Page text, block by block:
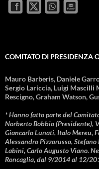
COMITATO DI PRESIDENZA
Mauro Barberis, Daniele
Sergio Lariccia, Luigi
Rescigno, Graham Watson,
* Hanno fatto parte del
Norberto Bobbio (Presidente),
Giancarlo Lunati, Italo Mereu,
Alessandro Pizzorusso, Stefano
Labini, Carlo Augusto Viano.
Roncaglia, dal 9/2014 al 12/